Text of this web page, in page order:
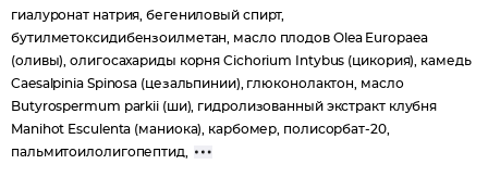
уменьшение раздражений и шелушений, улучшение
внешнего вида кожи.
Глицерин обладает способностью притягивать влагу из
воздуха, поэтому является эффективным увлажнителем.
гиалуронат натрия, бегениловый спирт,
бутилметоксидибензоилметан, масло плодов Olea Europaea
(оливы), олигосахариды корня Cichorium Intybus (цикория), камедь
Caesalpinia Spinosa (цезальпинии), глюконолактон, масло
Butyrospermum parkii (ши), гидролизованный экстракт клубня
Manihot Esculenta (маниока), карбомер, полисорбат-20,
пальмитоилолигопептид,